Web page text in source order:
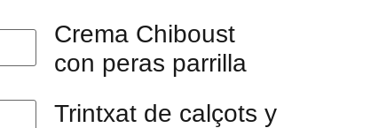
Crema Chiboust
con peras parrilla
Trintxat de calçots y